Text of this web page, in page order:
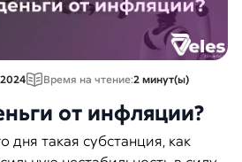
Время на чтение:2 минут(ы)
от инфляции?
дня такая субстанция, как